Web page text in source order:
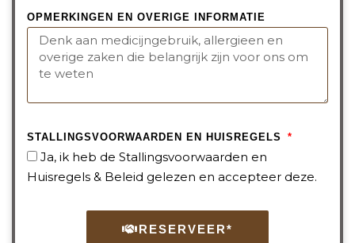
OPMERKINGEN EN OVERIGE INFORMATIE
STALLINGSVOORWAARDEN EN HUISREGELS
Ja, ik heb de Stallingsvoorwaarden en
Huisregels & Beleid gelezen en accepteer deze.
RESERVEER*